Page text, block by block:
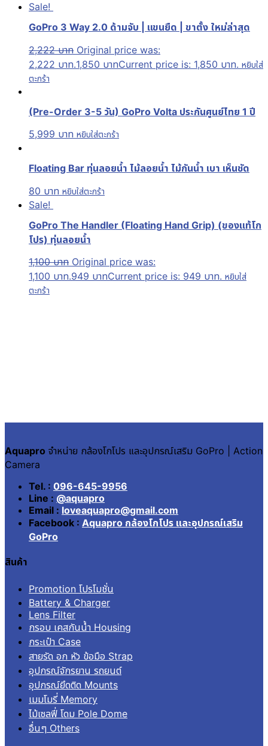
Sale!
GoPro 3 Way 2.0 ด้ามจับ | แขนยืด | ขาตั้ง ใหม่ล่าสุด
2,222บาท Original price was:
2,222 บาท.1,850 บาทCurrent price is: 1,850 บาท. หยิบใส่
ตะกร้า
(Pre-Order 3-5 วัน) GoPro Volta ประกันศูนย์ไทย 1 ปี
5,999 บาท หยิบใส่ตะกร้า
Floating Bar ทุ่นลอยน้ำ ไม้ลอยน้ำ ไม้กันน้ำ เบา เห็นชัด
80 บาท หยิบใส่ตะกร้า
Sale!
GoPro The Handler (Floating Hand Grip) (ของแท้โก
โปร) ทุ่นลอยน้ำ
1,100บาท Original price was:
1,100 บาท.949 บาทCurrent price is: 949 บาท. หยิบใส่
ตะกร้า
Aquapro จำหน่าย กล้องโกโปร และอุปกรณ์เสริม GoPro | Action
Camera
Tel. : 096-645-9956
Line : @aquapro
Email : loveaquapro@gmail.com
Facebook : Aquapro กล้องโกโปร และอุปกรณ์เสริม
GoPro
สินค้า
Promotion โปรโมชั่น
Battery & Charger
Lens Filter
กรอบ เคสกันน้ำ Housing
กระเป๋า Case
สายรัด อก หัว ข้อมือ Strap
อุปกรณ์จักรยาน รถยนต์
อุปกรณ์ยึดติด Mounts
เมมโมรี่ Memory
ไม้เซลฟี่ โดม Pole Dome
อื่นๆ Others